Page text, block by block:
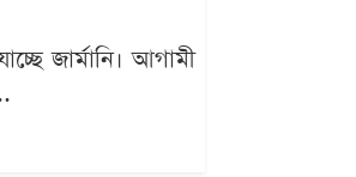
জার্মানি। আগামী